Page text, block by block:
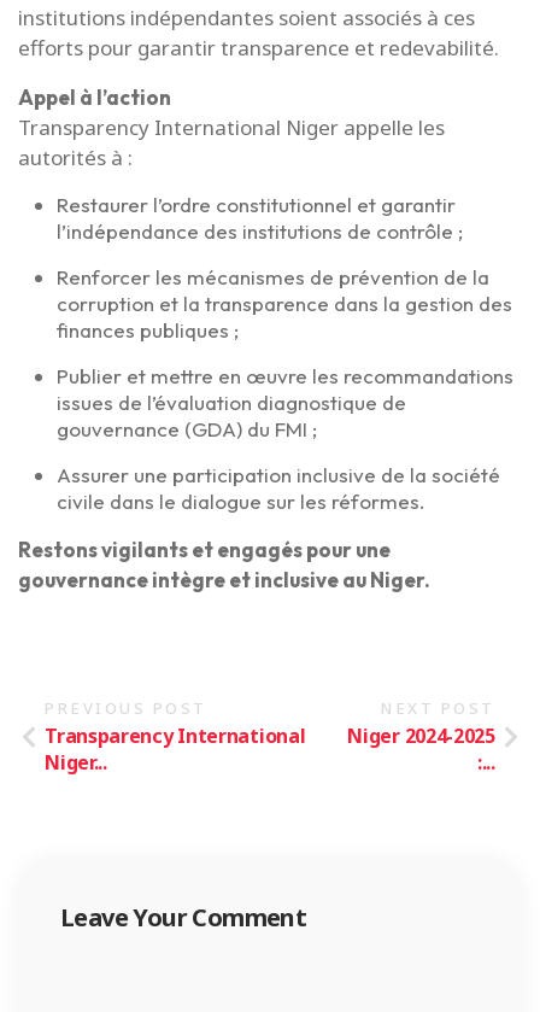
institutions indépendantes soient associés à ces
efforts pour garantir transparence et redevabilité.
Appel à l’action
Transparency International Niger appelle les
autorités à :
Restaurer l’ordre constitutionnel et garantir
l’indépendance des institutions de contrôle ;
Renforcer les mécanismes de prévention de la
corruption et la transparence dans la gestion des
finances publiques ;
Publier et mettre en œuvre les recommandations
issues de l’évaluation diagnostique de
gouvernance (GDA) du FMI ;
Assurer une participation inclusive de la société
civile dans le dialogue sur les réformes.
Restons vigilants et engagés pour une
gouvernance intègre et inclusive au Niger.
PREVIOUS POST
Transparency International
Niger...
NEXT POST
Niger 2024-2025
:...
Leave Your Comment